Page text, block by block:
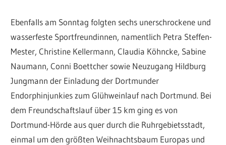
Ebenfalls am Sonntag folgten sechs unerschrockene und
wasserfeste Sportfreundinnen, namentlich Petra Steffen-
Mester, Christine Kellermann, Claudia Köhncke, Sabine
Naumann, Conni Boettcher sowie Neuzugang Hildburg
Jungmann der Einladung der Dortmunder
Endorphinjunkies zum Glühweinlauf nach Dortmund. Bei
dem Freundschaftslauf über 15 km ging es von
Dortmund-Hörde aus quer durch die Ruhrgebietsstadt,
einmal um den größten Weihnachtsbaum Europas und